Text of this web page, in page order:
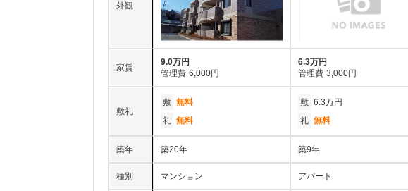
外観
家賃
9.0万円
管理費 6,000円
6.3万円
管理費 3,000円
敷礼
敷 無料
礼 無料
敷 6.3万円
礼 無料
築年 築20年 築9年
種別 マンション アパート